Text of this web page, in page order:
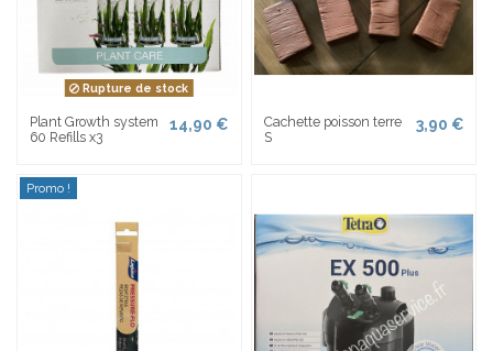
Rupture de stock
Plant Growth system
60 Refills x3
14,90 €
Cachette poisson terre
S
3,90 €
Promo !